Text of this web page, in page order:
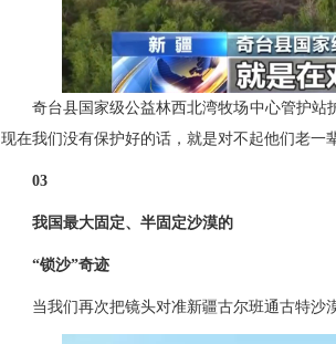
奇台县国家级公益林西北湾牧场中心管护站
现在我们没有保护好的话，就是对不起他们老一
03
我国最大固定、半固定沙漠的
“锁沙”奇迹
当我们再次把镜头对准新疆古尔班通古特